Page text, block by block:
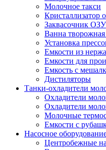
Молочное такси
Кристаллизатор
Заквасочник ОЗУ
Ванна
Установка
Емкости из
Емкости для
Емкость с
Дистиляторы
Танки-охладители
Охладители
Охладители
Молочные
Емкости с
Насосное
Центробежные